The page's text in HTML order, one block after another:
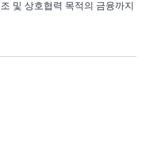
및 상호협력 목적의 금융까지